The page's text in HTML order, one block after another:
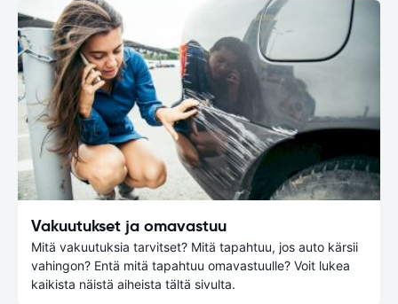
Vakuutukset ja omavastuu
Mitä vakuutuksia tarvitset? Mitä tapahtuu, jos auto kärsii
vahingon? Entä mitä tapahtuu omavastuulle? Voit lukea
kaikista näistä aiheista tältä sivulta.